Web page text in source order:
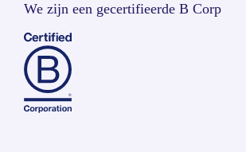
We zijn een gecertifieerde B Corp